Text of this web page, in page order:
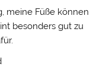
meine Füße können
besonders gut zu